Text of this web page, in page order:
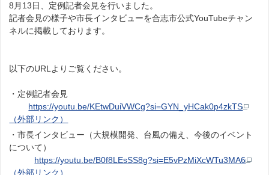
8月13日、定例記者会見を行いました。
記者会見の様子や市長インタビューを合志市公式YouTubeチャン
ネルに掲載しております。
以下のURLよりご覧ください。
・定例記者会見
https://youtu.be/KEtwDuiVWCg?si=GYN_yHCak0p4zkTS
（外部リンク）
・市長インタビュー（大規模開発、台風の備え、今後のイベント
について）
https://youtu.be/B0f8LEsSS8g?si=E5vPzMiXcWTu3MA6
（外部リンク）